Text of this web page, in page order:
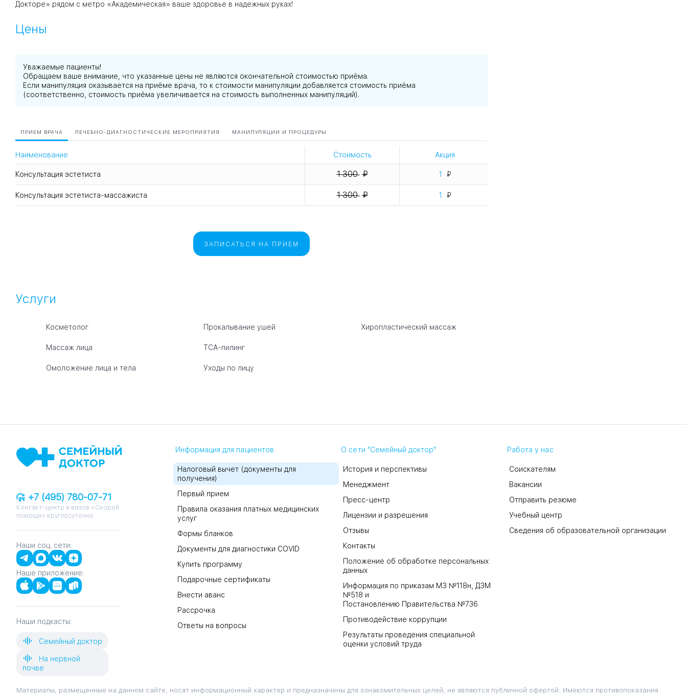
Докторе» рядом с метро «Академическая» ваше здоровье в надежных руках!
Цены
Уважаемые пациенты!
Обращаем ваше внимание, что указанные цены не являются окончательной стоимостью приёма.
Если манипуляция оказывается на приёме врача, то к стоимости манипуляции добавляется стоимость приёма
(соответственно, стоимость приёма увеличивается на стоимость выполненных манипуляций).
ПРИЕМ ВРАЧА ЛЕЧЕБНО-ДИАГНОСТИЧЕСКИЕ МЕРОПРИЯТИЯ МАНИПУЛЯЦИИ И ПРОЦЕДУРЫ
Наименование Стоимость Акция
Консультация эстетиста 1 300 1
Консультация эстетиста-массажиста 1 300 1
ЗАПИСАТЬСЯ НА ПРИЕМ
Услуги
Косметолог
Массаж лица
Омоложение лица и тела
Прокалывание ушей
ТСА-пилинг
Уходы по лицу
Хиропластический массаж
+7 (495) 780-07-71
Контакт-центр и вызов «Скорой
помощи» круглосуточно
Наши соц. сети:
Наше приложение:
Наши подкасты:
Семейный доктор
На нервной
почве
Информация для пациентов
Налоговый вычет (документы для
получения)
Первый прием
Правила оказания платных медицинских
услуг
Формы бланков
Документы для диагностики COVID
Купить программу
Подарочные сертификаты
Внести аванс
Рассрочка
Ответы на вопросы
О сети "Семейный доктор"
История и перспективы
Менеджмент
Пресс-центр
Лицензии и разрешения
Отзывы
Контакты
Положение об обработке персональных
данных
Информация по приказам МЗ №118н, ДЗМ
№518 и
Постановлению Правительства №736
Противодействие коррупции
Результаты проведения специальной
оценки условий труда
Работа у нас
Соискателям
Вакансии
Отправить резюме
Учебный центр
Сведения об образовательной организации
Материалы, размещенные на данном сайте, носят информационный характер и предназначены для ознакомительных целей, не являются публичной офертой. Имеются противопоказания.